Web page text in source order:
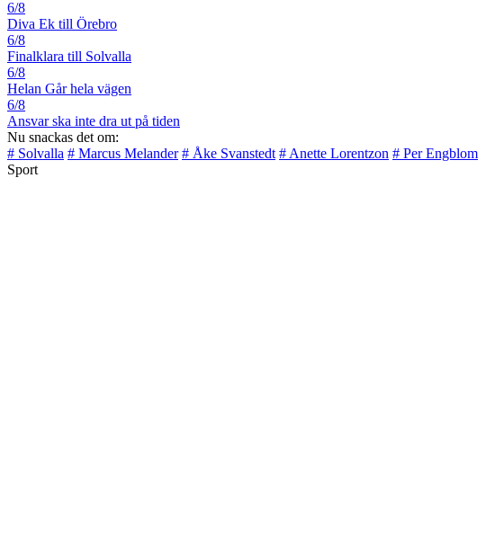
6/8
Diva Ek till Örebro
6/8
Finalklara till Solvalla
6/8
Helan Går hela vägen
6/8
Ansvar ska inte dra ut på tiden
Nu snackas det om:
# Solvalla # Marcus Melander # Åke Svanstedt # Anette Lorentzon # Per Engblom
Sport